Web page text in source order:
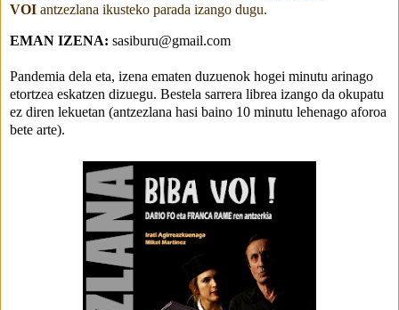
VOI antzezlana ikusteko parada izango dugu.
EMAN IZENA: sasiburu@gmail.com
Pandemia dela eta, izena ematen duzuenok hogei minutu arinago
etortzea eskatzen dizuegu. Bestela sarrera librea izango da okupatu
ez diren lekuetan (antzezlana hasi baino 10 minutu lehenago aforoa
bete arte).